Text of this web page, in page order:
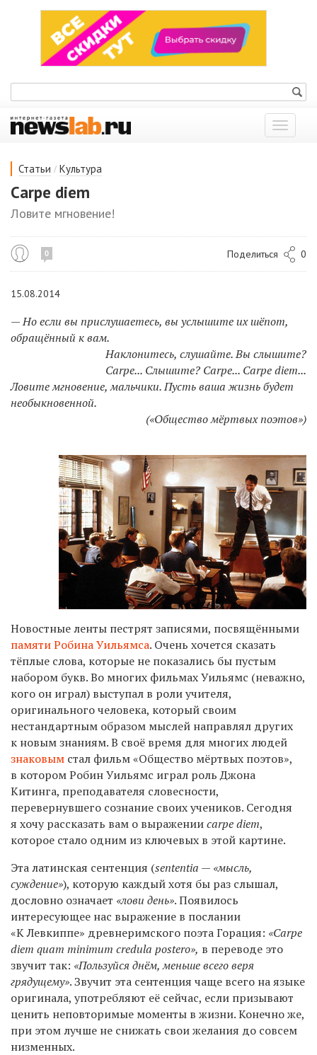
Показать
меню
Статьи / Культура
Carpe diem
Ловите мгновение!
0 Поделиться 0
15.08.2014
—Но если вы прислушаетесь, вы услышите их шёпот,
обращённый к вам.
Наклонитесь, слушайте. Вы слышите?
Carpe... Слышите? Carpe... Carpe diem...
Ловите мгновение, мальчики. Пусть ваша жизнь будет
необыкновенной.
(«Общество мёртвых поэтов»)
Новостные ленты пестрят записями, посвящёнными
памяти Робина Уильямса. Очень хочется сказать
тёплые слова, которые не показались бы пустым
набором букв. Во многих фильмах Уильямс (неважно,
кого он играл) выступал в роли учителя,
оригинального человека, который своим
нестандартным образом мыслей направлял других
к новым знаниям. В своё время для многих людей
знаковым стал фильм «Общество мёртвых поэтов»,
в котором Робин Уильямс играл роль Джона
Китинга, преподавателя словесности,
перевернувшего сознание своих учеников. Сегодня
я хочу рассказать вам о выраженииcarpe diem,
которое стало одним из ключевых в этой картине.
Эта латинская сентенция (sententia — «мысль,
суждение»), которую каждый хотя бы раз слышал,
дословно означает «лови день». Появилось
интересующее нас выражение в послании
«К Левкиппе» древнеримского поэта Горация: «Carpe
diem quam minimum credula postero», в переводе это
звучит так: «Пользуйся днём, меньше всего веря
грядущему». Звучит эта сентенция чаще всего на языке
оригинала, употребляют её сейчас, если призывают
ценить неповторимые моменты в жизни. Конечно же,
при этом лучше не снижать свои желания до совсем
низменных.